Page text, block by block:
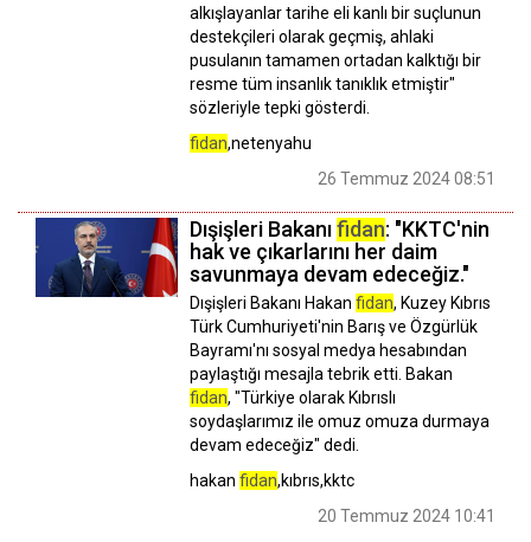
alkışlayanlar tarihe eli kanlı bir suçlunun
destekçileri olarak geçmiş, ahlaki
pusulanın tamamen ortadan kalktığı bir
resme tüm insanlık tanıklık etmiştir"
sözleriyle tepki gösterdi.
fidan,netenyahu
26 Temmuz 2024 08:51
Dışişleri Bakanıfidan: "KKTC'nin
hak ve çıkarlarını her daim
savunmaya devam edeceğiz."
Dışişleri Bakanı Hakan fidan, Kuzey Kıbrıs
Türk Cumhuriyeti'nin Barış ve Özgürlük
Bayramı'nı sosyal medya hesabından
paylaştığı mesajla tebrik etti. Bakan
fidan, "Türkiye olarak Kıbrıslı
soydaşlarımız ile omuz omuza durmaya
devam edeceğiz" dedi.
hakan fidan,kıbrıs,kktc
20 Temmuz 2024 10:41